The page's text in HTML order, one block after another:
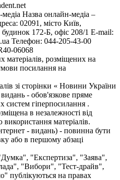
Назва онлайн-медіа –
02091, місто Київ,
172-Б, офіс 208/1 E-mail:
Телефон: 044-205-43-00
06068
матеріалів, розміщених на
посилання на
зі сторінки « Новини України
видань - обов'язкове пряме
систем гіперпосилання .
в незалежності від
матеріалів.
- видань) - повинна бути
або в першому абзаці
"Експертиза", "Заява",
"Вибори", "Тест-драйв",
публікуються на правах